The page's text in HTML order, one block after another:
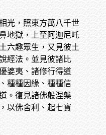
光，照東方萬八千世
地獄，上至阿迦尼吒
六趣眾生，又見彼土
經法。並見彼諸比
婆夷、諸修行得道
種種因緣、種種信
。復見諸佛般涅槃
以佛舍利、起七寶